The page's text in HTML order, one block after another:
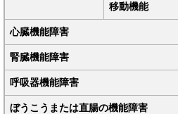
移動機能
心臓機能障害
腎臓機能障害
呼吸器機能障害
ぼうこうまたは直腸の機能障害